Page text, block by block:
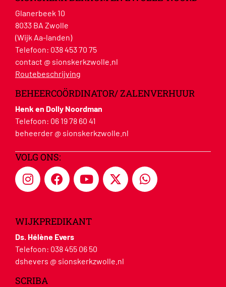
Glanerbeek 10
8033 BA Zwolle
(Wijk Aa-landen)
Telefoon: 038 453 70 75
contact @ sionskerkzwolle.nl
Routebeschrijving
BEHEERCOÖRDINATOR/ ZALENVERHUUR
Henk en Dolly Noordman
Telefoon: 06 19 78 60 41
beheerder @ sionskerkzwolle.nl
VOLG ONS:
WIJKPREDIKANT
Ds. Hélène Evers
Telefoon: 038 455 06 50
dshevers @ sionskerkzwolle.nl
SCRIBA